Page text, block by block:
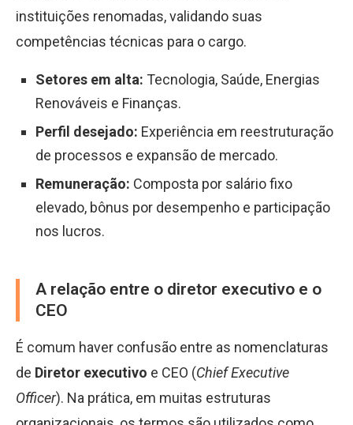
instituições renomadas, validando suas
competências técnicas para o cargo.
Setores em alta: Tecnologia, Saúde, Energias
Renováveis e Finanças.
Perfil desejado: Experiência em reestruturação
de processos e expansão de mercado.
Remuneração: Composta por salário fixo
elevado, bônus por desempenho e participação
nos lucros.
A relação entre o diretor executivo e o
CEO
É comum haver confusão entre as nomenclaturas
de Diretor executivo e CEO (Chief Executive
Officer). Na prática, em muitas estruturas